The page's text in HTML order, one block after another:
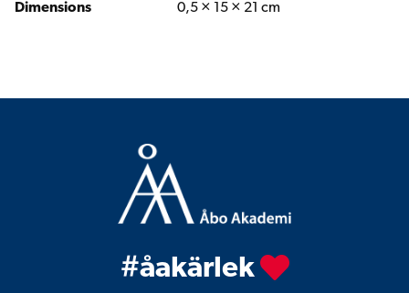
emeritus
Dimensions
0,5 × 15 × 21 cm
#åakärlek